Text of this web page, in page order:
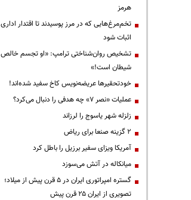
هرمز
تخم‌مرغ‌هایی که در مرز پوسیدند تا اقتدار اداری
اثبات شود
تشخیص روان‌شناختی ترامپ: «او تجسم خالص
شیطان است!»
خودتحقیرها عریضه‌نویس کاخ سفید شده‌اند!
عملیات «نصر ۷» چه هدفی را دنبال می‌کرد؟
زلزله شهر یاسوج را لرزاند
۲ گزینه صنعا برای ریاض
آمریکا ویزای سفیر برزیل را باطل کرد
میانکاله در آتش می‌سوزد
گستره امپراتوری ایران در ۵ قرن پیش از میلاد؛
تصویری از ایران ۲۵ قرن پیش